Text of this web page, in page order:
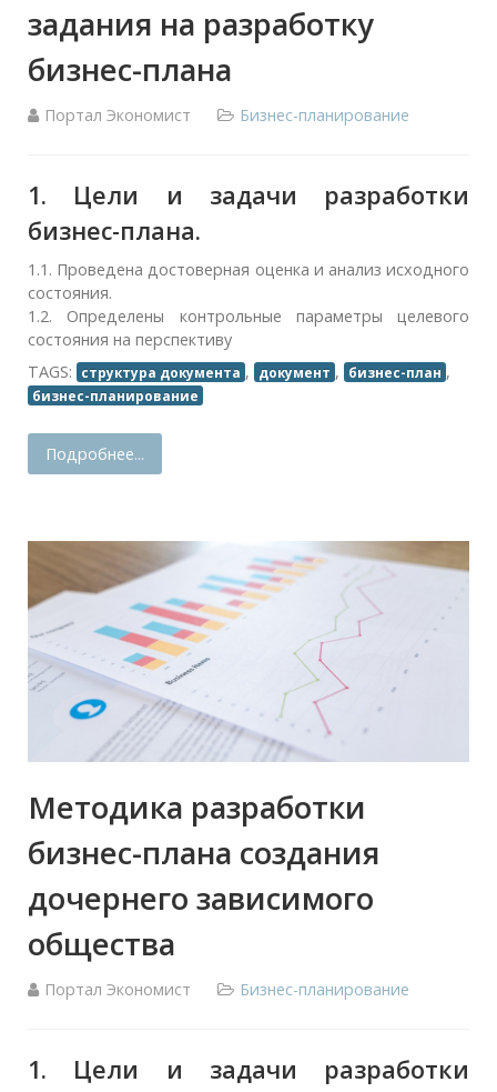
задания на разработку
бизнес-плана
Портал Экономист Бизнес-планирование
1. Цели и задачи разработки
бизнес-плана.
1.1. Проведена достоверная оценка и анализ исходного
состояния.
1.2. Определены контрольные параметры целевого
состояния на перспективу
TAGS:
структура документа , документ , бизнес-план ,
бизнес-планирование
Подробнее...
Методика разработки
бизнес-плана создания
дочернего зависимого
общества
Портал Экономист Бизнес-планирование
1. Цели и задачи разработки